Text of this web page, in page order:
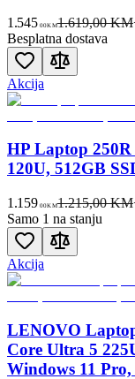
1.545 00KM1.619,00 KM
Besplatna dostava
Akcija
HP Laptop
120U, 512GB
1.159 00KM1.215,00 KM
Samo 1 na stanju
Akcija
LENOVO
Core Ultra 5
Windows 11